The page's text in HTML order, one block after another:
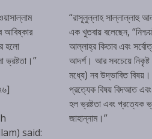
আবিষ্কার
হলো
ভ্রষ্টতা।”
said:
“রাসূলুল্লাহ সাল্লাল্লাহু
এক খুতবায় বলেছেন,
আল্লাহ্‌র কিতাব এবং
আদর্শ। আর সবচেয়ে নিকৃষ্ট
মধ্যে) নব উদ্ভাবিত
প্রত্যেক বিষয় বিদআত
হল ভ্রষ্টতা এবং প্রত্যেক
জাহান্নাম।”